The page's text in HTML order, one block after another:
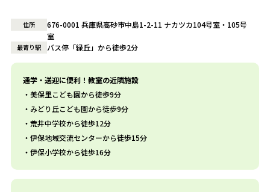
住所
676-0001 兵庫県高砂市中島1-2-11 ナカツカ104号室・105号
室
最寄り駅 バス停「緑丘」から徒歩2分
通学・送迎に便利！教室の近隣施設
美保里こども園から徒歩9分
みどり丘こども園から徒歩9分
荒井中学校から徒歩12分
伊保地域交流センターから徒歩15分
伊保小学校から徒歩16分